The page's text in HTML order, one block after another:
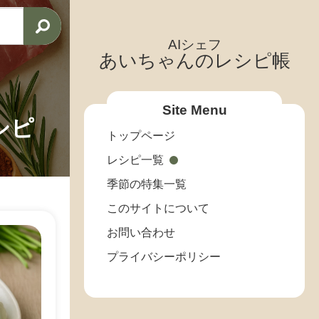
ピ
AIシェフ
あいちゃんのレシピ帳
Site Menu
トップページ
レシピ一覧
季節の特集一覧
このサイトについて
お問い合わせ
プライバシーポリシー